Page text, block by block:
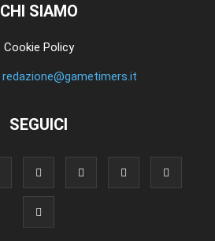
CHI SIAMO
Cookie Policy
redazione@gametimers.it
SEGUICI